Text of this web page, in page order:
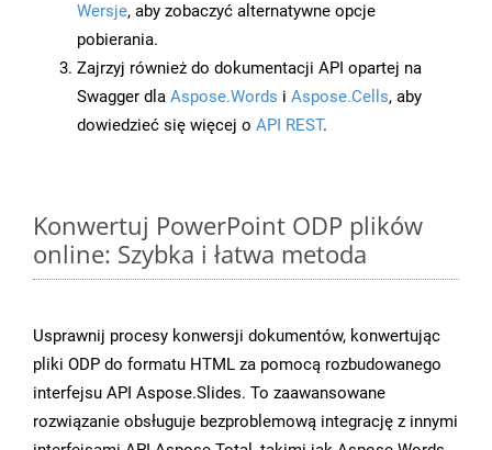
Wersje, aby zobaczyć alternatywne opcje
pobierania.
Zajrzyj również do dokumentacji API opartej na
Swagger dla Aspose.Words i Aspose.Cells, aby
dowiedzieć się więcej o API REST.
Konwertuj PowerPoint ODP plików
online: Szybka i łatwa metoda
Usprawnij procesy konwersji dokumentów, konwertując
pliki ODP do formatu HTML za pomocą rozbudowanego
interfejsu API Aspose.Slides. To zaawansowane
rozwiązanie obsługuje bezproblemową integrację z innymi